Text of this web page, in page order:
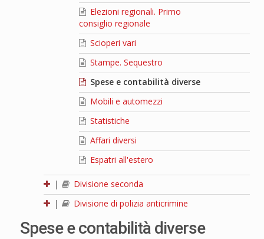
Elezioni regionali. Primo
consiglio regionale
Scioperi vari
Stampe. Sequestro
Spese e contabilità diverse
Mobili e automezzi
Statistiche
Affari diversi
Espatri all'estero
|
Divisione seconda
|
Divisione di polizia anticrimine
Spese e contabilità diverse